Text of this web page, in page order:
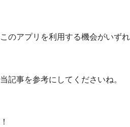
のアプリを利用する機会がいずれ
記事を参考にしてくださいね。